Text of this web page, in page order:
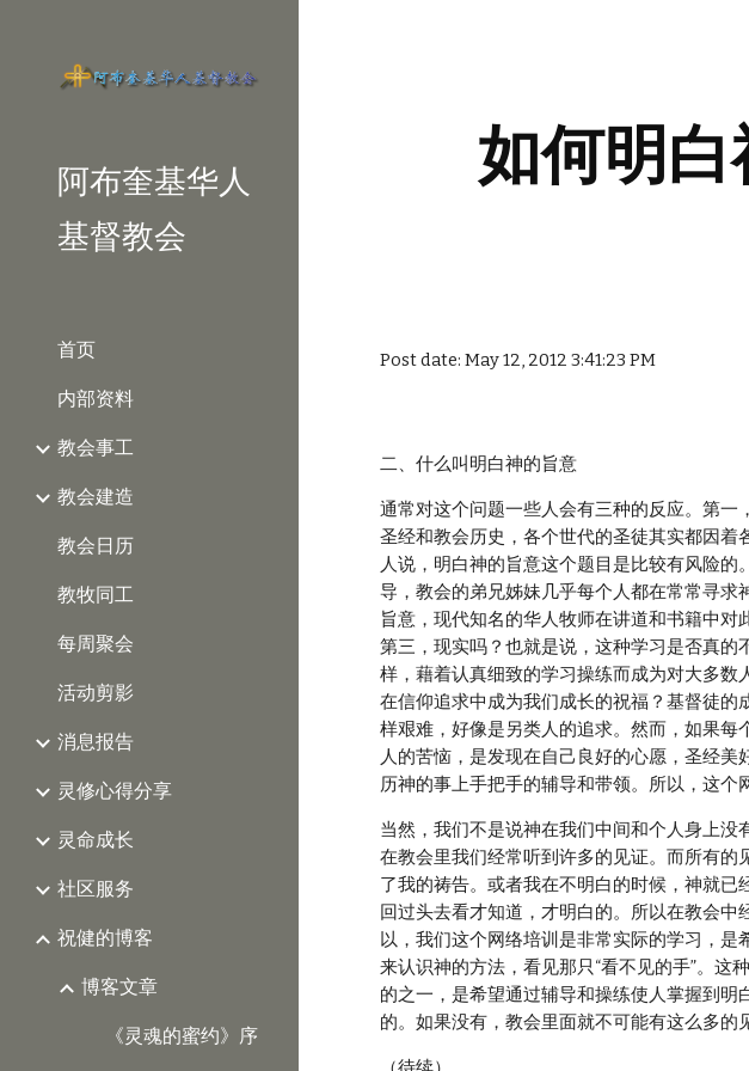
阿布奎基华人
基督教会
首页
内部资料
教会事工
教会建造
教会日历
教牧同工
每周聚会
活动剪影
消息报告
灵修心得分享
灵命成长
社区服务
祝健的博客
博客文章
《灵魂的蜜约》序
如何明白
Post date: May 12, 2012 3:41:23 PM
二、什么叫明白神的旨意
通常对这个问题一些人会有三种的反应。第
圣经和教会历史，各个世代的圣徒其实都因
人说，明白神的旨意这个题目是比较有风险
导，教会的弟兄姊妹几乎每个人都在常常寻
旨意，现代知名的华人牧师在讲道和书籍中对
第三，现实吗？也就是说，这种学习是否真的
样，藉着认真细致的学习操练而成为对大多
在信仰追求中成为我们成长的祝福？基督徒
样艰难，好像是另类人的追求。然而，如果
人的苦恼，是发现在自己良好的心愿，圣经
历神的事上手把手的辅导和带领。所以，这个
当然，我们不是说神在我们中间和个人身上
在教会里我们经常听到许多的见证。而所有
了我的祷告。或者我在不明白的时候，神就已
回过头去看才知道，才明白的。所以在教会
以，我们这个网络培训是非常实际的学习，是
来认识神的方法，看见那只“看不见的手”。
的之一，是希望通过辅导和操练使人掌握到
的。如果没有，教会里面就不可能有这么多的